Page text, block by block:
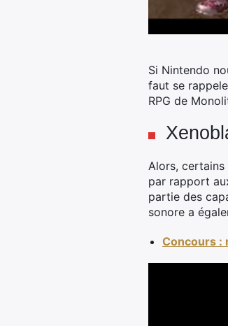
Si Nintendo
faut se
RPG de
Alors, certains
par rapport
partie des
sonore a
Concours :